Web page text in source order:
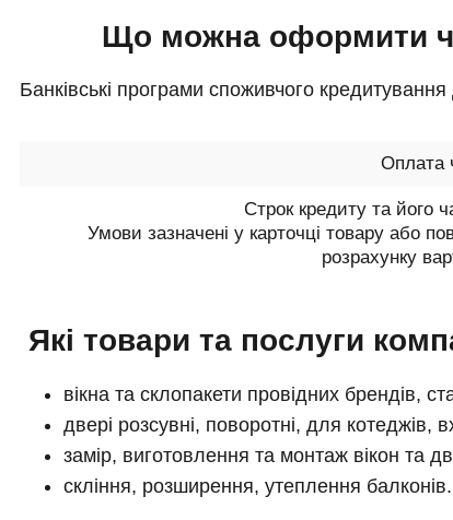
Що можна оформити
Банківські програми споживчого
Оплата
Строк кредиту та його
Умови зазначені у карточці товару або
розрахунку
Які товари та послуги
вікна та склопакети провідних брендів,
двері розсувні, поворотні, для котеджів,
замір, виготовлення та монтаж вікон та
скління, розширення, утеплення балконів.